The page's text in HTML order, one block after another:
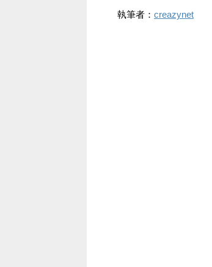
執筆者： creazynet